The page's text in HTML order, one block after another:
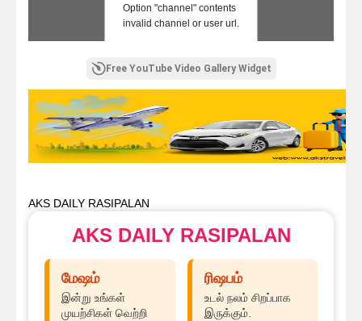
Option "channel" contents
invalid channel or user url.
Free YouTube Video Gallery Widget
AKS DAILY RASIPALAN
AKS DAILY RASIPALAN
மேஷம்
இன்று உங்கள்
முயற்சிகள் வெற்றி
ரிஷபம்
உடல் நலம் சிறப்பாக
இருக்கும்.